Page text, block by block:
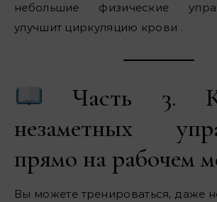
небольшие физические
улучшит циркуляцию крови .
Часть 3.
незаметных
прямо на рабочем
Вы можете тренироваться, даже